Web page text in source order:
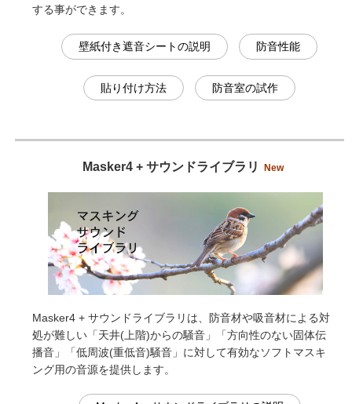
する事ができます。
壁紙付き遮音シートの説明 防音性能
貼り付け方法 防音室の試作
Masker4 + サウンドライブラリ New
Masker4 + サウンドライブラリは、防音材や吸音材による対
処が難しい「天井(上階)からの騒音」「方向性のない固体伝
播音」「低周波(重低音)騒音」に対して有効なソフトマスキ
ング用の音源を提供します。